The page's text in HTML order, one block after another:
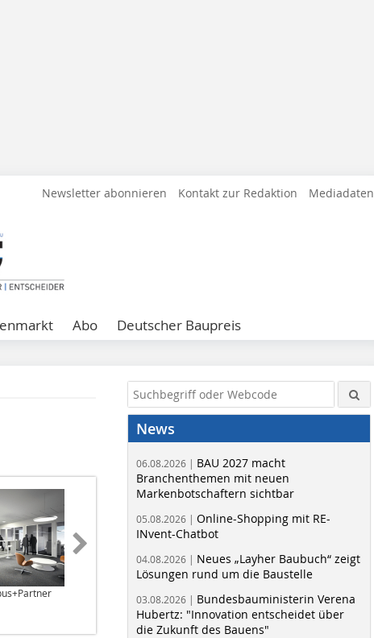
Newsletter abonnieren Kontakt zur Redaktion Mediadaten
Abo Deutscher Baupreis
Abbildung: Carpus+Partner AG Abbildung: Carpus+Partner AG
News
06.08.2026 | BAU 2027 macht
Branchenthemen mit neuen
Markenbotschaftern sichtbar
05.08.2026 | Online-Shopping mit RE-
INvent-Chatbot
04.08.2026 | Neues „Layher Baubuch“ zeigt
Lösungen rund um die Baustelle
03.08.2026 | Bundesbauministerin Verena
Hubertz: "Innovation entscheidet über
die Zukunft des Bauens"